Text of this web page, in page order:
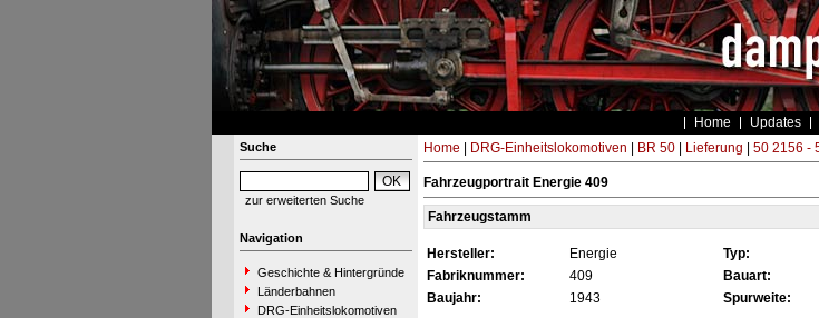
Home Updates
Suche
zur erweiterten Suche
Navigation
Geschichte & Hintergründe
Länderbahnen
DRG-Einheitslokomotiven
Home DRG-Einheitslokomotiven BR 50| Lieferung 50 2156 -
Fahrzeugportrait Energie 409
Fahrzeugstamm
Hersteller: Energie Typ:
Fabriknummer:
409 Bauart:
Baujahr:
1943 Spurweite: